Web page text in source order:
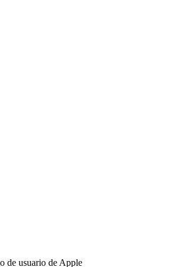
de usuario de Apple